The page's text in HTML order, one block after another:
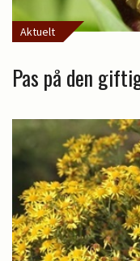
Aktuelt
Pas på den